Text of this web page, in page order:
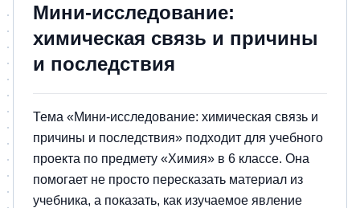
Мини-исследование:
химическая связь и причины
и последствия
Тема «Мини-исследование: химическая связь и
причины и последствия» подходит для учебного
проекта по предмету «Химия» в 6 классе. Она
помогает не просто пересказать материал из
учебника, а показать, как изучаемое явление